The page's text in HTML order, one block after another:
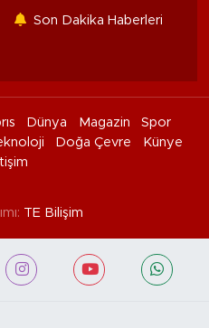
Son Dakika Haberleri
Dünya Magazin
Spor
Doğa Çevre
Künye
TE Bilişim